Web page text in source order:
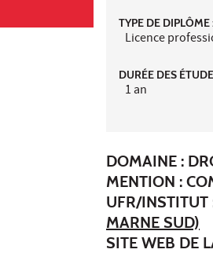
TYPE DE DIPLÔME
Licence
DURÉE DES
1 an
DOMAINE :
MENTION :
UFR/INSTITUT
MARNE SUD)
SITE WEB DE